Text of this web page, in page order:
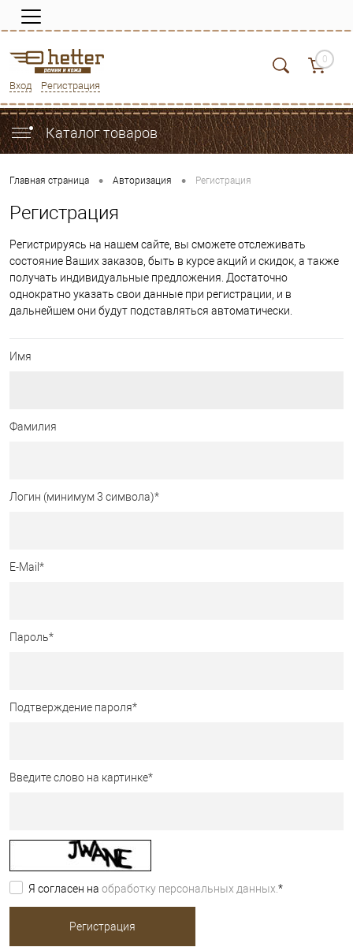
Вход Регистрация
0
Каталог товаров
Главная страница • Авторизация • Регистрация
Регистрация
Регистрируясь на нашем сайте, вы сможете отслеживать
состояние Ваших заказов, быть в курсе акций и скидок, а также
получать индивидуальные предложения. Достаточно
однократно указать свои данные при регистрации, и в
дальнейшем они будут подставляться автоматически.
Имя
Фамилия
Логин (минимум 3 символа)*
E-Mail *
Пароль*
Подтверждение пароля*
Введите слово на картинке*
Я согласен на обработку персональных данных. *